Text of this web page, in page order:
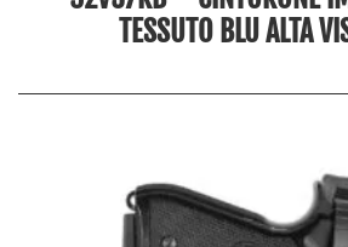
TESSUTO BLU ALTA